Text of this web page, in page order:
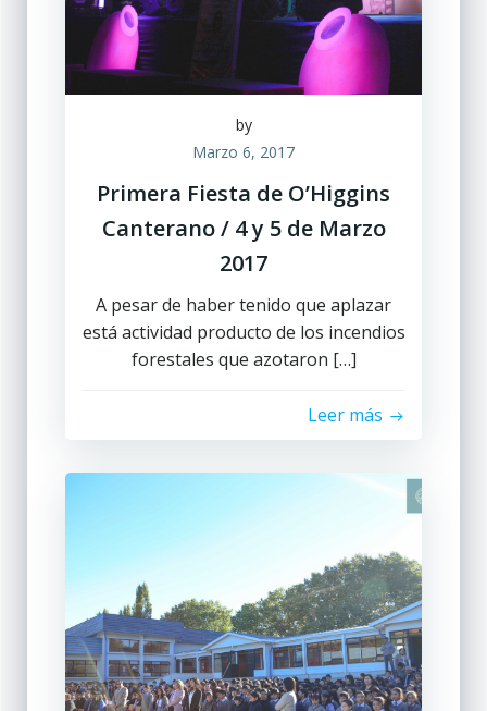
by
Marzo 6, 2017
Primera Fiesta de O’Higgins
Canterano / 4 y 5 de Marzo
2017
A pesar de haber tenido que aplazar
está actividad producto de los incendios
forestales que azotaron […]
Leer más